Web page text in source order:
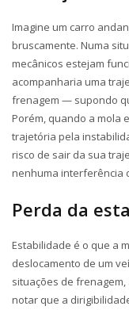
Imagine um carro
bruscamente. Numa
mecânicos estejam
acompanharia uma
frenagem — supondo
Porém, quando a mola
trajetória pela
risco de sair da sua
nenhuma interferência
Perda da
Estabilidade é o que a
deslocamento de um
situações de
notar que a